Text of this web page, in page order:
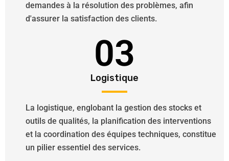
demandes à la résolution des problèmes, afin
d'assurer la satisfaction des clients.
03
Logistique
La logistique, englobant la gestion des stocks et
outils de qualités, la planification des interventions
et la coordination des équipes techniques, constitue
un pilier essentiel des services.